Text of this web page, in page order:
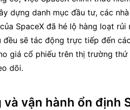
dựng danh mục đầu tư, các
SpaceX đã hé lộ hàng loạt rủi
sẽ tác động trực tiếp đến
giá cổ phiếu trên thị trường
dõi.
vận hành ổn định